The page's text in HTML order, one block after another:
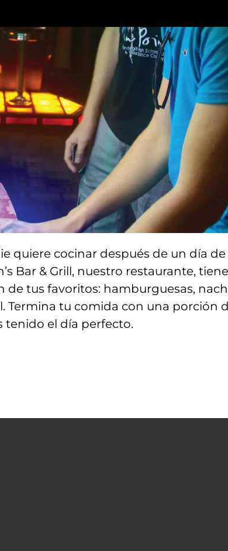
quiere cocinar después de un día
Bar & Grill, nuestro restaurante,
tus favoritos: hamburguesas,
Termina tu comida con una porción
tenido el día perfecto.